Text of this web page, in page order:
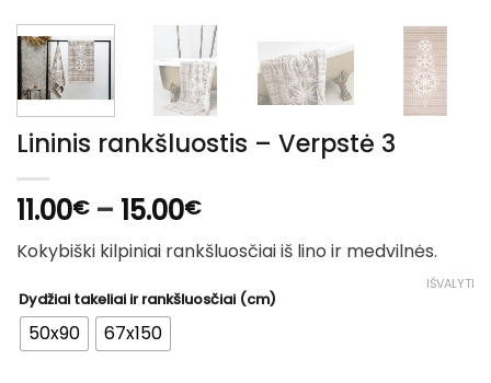
Lininis rankšluostis – Verpstė 3
11.00€ – 15.00€Price
range:
11.00€
through
15.00€
Kokybiški kilpiniai rankšluosčiai iš lino ir medvilnės.
Dydžiai takeliai ir rankšluosčiai (cm)
50x90 67x150
IŠVALYTI